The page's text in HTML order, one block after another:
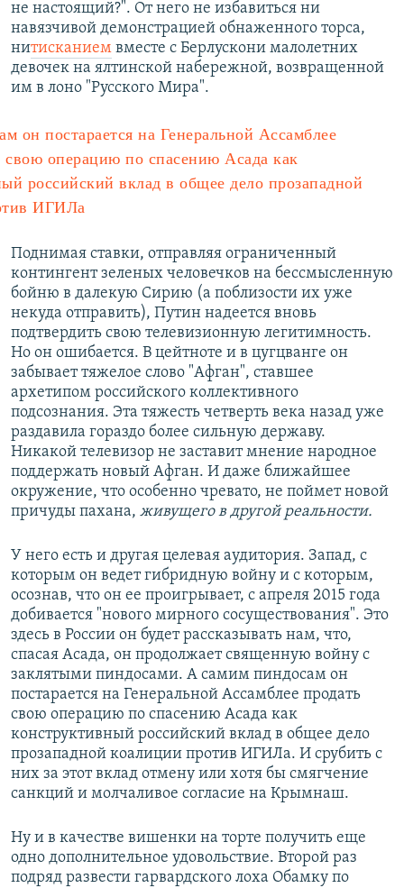
не настоящий?". От него не избавиться ни
навязчивой демонстрацией обнаженного торса,
нитисканием вместе с Берлускони малолетних
девочек на ялтинской набережной, возвращенной
им в лоно "Русского Мира".
он постарается на Генеральной Ассамблее
свою операцию по спасению Асада как
российский вклад в общее дело прозападной
ИГИЛа
Поднимая ставки, отправляя ограниченный
контингент зеленых человечков на бессмысленную
бойню в далекую Сирию (а поблизости их уже
некуда отправить), Путин надеется вновь
подтвердить свою телевизионную легитимность.
Но он ошибается. В цейтноте и в цугцванге он
забывает тяжелое слово "Афган", ставшее
архетипом российского коллективного
подсознания. Эта тяжесть четверть века назад уже
раздавила гораздо более сильную державу.
Никакой телевизор не заставит мнение народное
поддержать новый Афган. И даже ближайшее
окружение, что особенно чревато, не поймет новой
причуды пахана, живущего в другой реальности.
У него есть и другая целевая аудитория. Запад, с
которым он ведет гибридную войну и с которым,
осознав, что он ее проигрывает, с апреля 2015 года
добивается "нового мирного сосуществования". Это
здесь в России он будет рассказывать нам, что,
спасая Асада, он продолжает священную войну с
заклятыми пиндосами. А самим пиндосам он
постарается на Генеральной Ассамблее продать
свою операцию по спасению Асада как
конструктивный российский вклад в общее дело
прозападной коалиции против ИГИЛа. И срубить с
них за этот вклад отмену или хотя бы смягчение
санкций и молчаливое согласие на Крымнаш.
Ну и в качестве вишенки на торте получить еще
одно дополнительное удовольствие. Второй раз
подряд развести гарвардского лоха Обамку по